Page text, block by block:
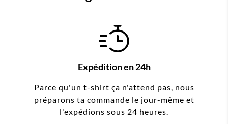
Expédition en 24h
Parce qu'un t-shirt ça n'attend pas, nous
préparons ta commande le jour-même et
l'expédions sous 24 heures.